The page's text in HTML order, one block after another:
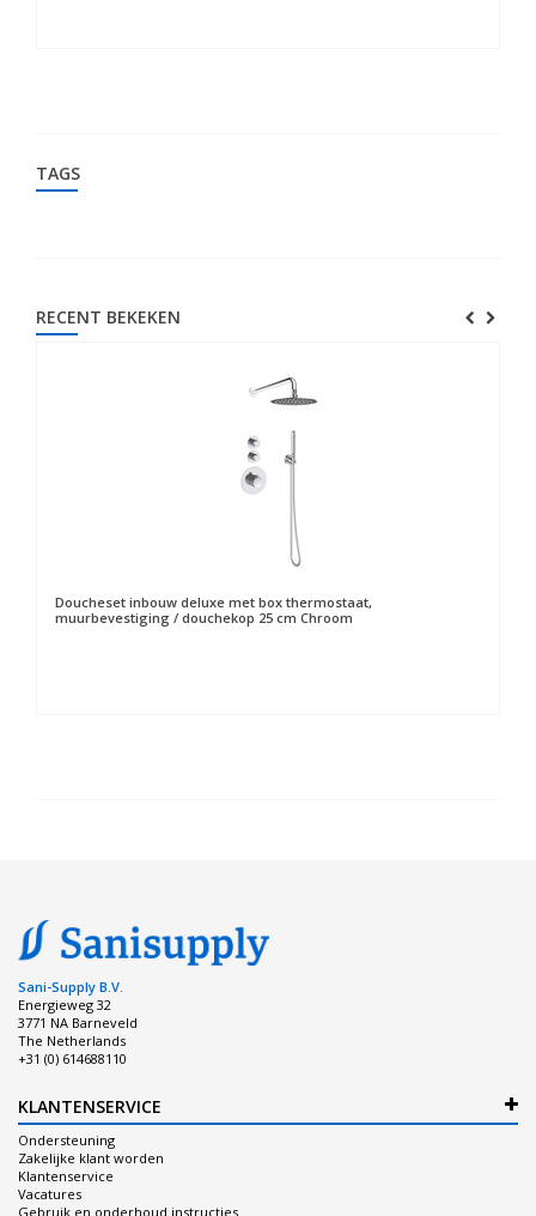
TAGS
RECENT BEKEKEN
Doucheset inbouw deluxe met box thermostaat,
muurbevestiging / douchekop 25 cm Chroom
Sani-Supply B.V.
Energieweg 32
3771 NA Barneveld
The Netherlands
+31 (0) 614688110
KLANTENSERVICE
Ondersteuning
Zakelijke klant worden
Klantenservice
Vacatures
Gebruik en onderhoud instructies